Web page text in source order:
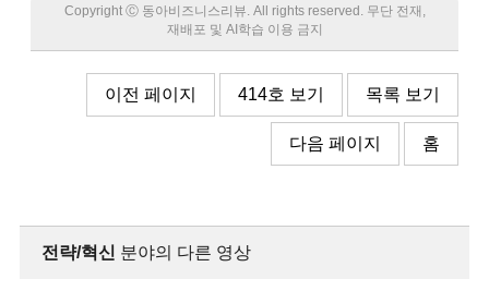
Copyright Ⓒ 동아비즈니스리뷰. All rights reserved. 무단 전재,
재배포 및 AI학습 이용 금지
이전 페이지 414호 보기 목록 보기
다음 페이지 홈
전략/혁신 분야의 다른 영상